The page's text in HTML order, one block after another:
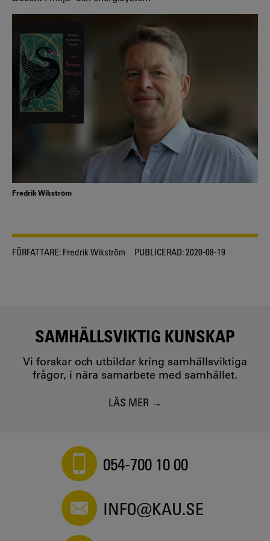
Fredrik Wikström
FÖRFATTARE: Fredrik Wikström PUBLICERAD:2020-08-19
SAMHÄLLSVIKTIG KUNSKAP
Vi forskar och utbildar kring samhällsviktiga
frågor, i nära samarbete med samhället.
LÄS MER
054-700 10 00
INFO@KAU.SE